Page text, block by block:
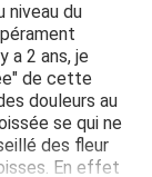
niveau du
a 2 ans, je
de cette
douleurs au
se qui ne
des fleur
En effet